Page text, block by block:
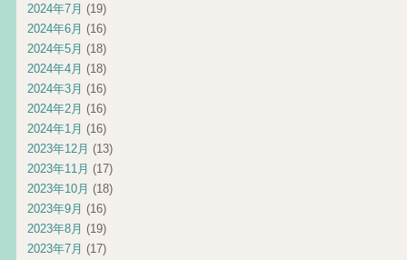
2024年7月 (19)
2024年6月 (16)
2024年5月 (18)
2024年4月 (18)
2024年3月 (16)
2024年2月 (16)
2024年1月 (16)
2023年12月 (13)
2023年11月 (17)
2023年10月 (18)
2023年9月 (16)
2023年8月 (19)
2023年7月 (17)